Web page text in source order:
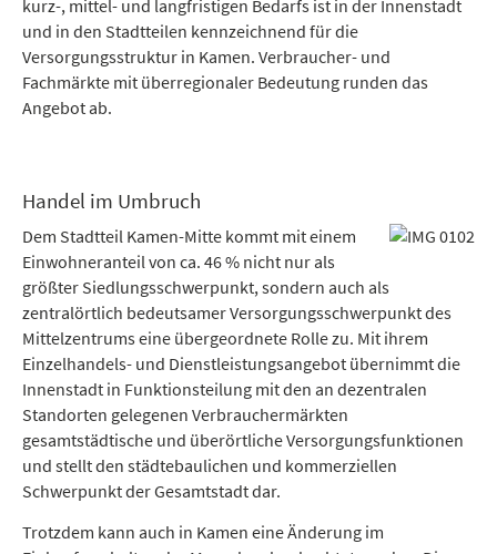
kurz-, mittel- und langfristigen Bedarfs ist in der Innenstadt
und in den Stadtteilen kennzeichnend für die
Versorgungsstruktur in Kamen. Verbraucher- und
Fachmärkte mit überregionaler Bedeutung runden das
Angebot ab.
Handel im Umbruch
Dem Stadtteil Kamen-Mitte kommt mit einem
Einwohneranteil von ca. 46 % nicht nur als
größter Siedlungsschwerpunkt, sondern auch als
zentralörtlich bedeutsamer Versorgungsschwerpunkt des
Mittelzentrums eine übergeordnete Rolle zu. Mit ihrem
Einzelhandels- und Dienstleistungsangebot übernimmt die
Innenstadt in Funktionsteilung mit den an dezentralen
Standorten gelegenen Verbrauchermärkten
gesamtstädtische und überörtliche Versorgungsfunktionen
und stellt den städtebaulichen und kommerziellen
Schwerpunkt der Gesamtstadt dar.
Trotzdem kann auch in Kamen eine Änderung im